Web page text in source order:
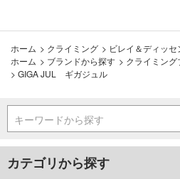
ホーム > クライミング > ビレイ＆ディッセ
ホーム > ブランドから探す > クライミング
> GIGA JUL ギガジュル
キーワードから探す
カテゴリから探す